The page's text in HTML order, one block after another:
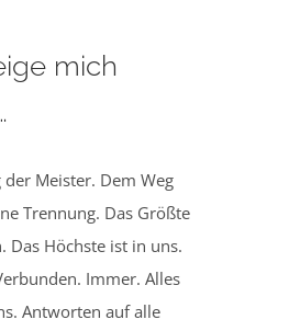
mich
Meister. Dem Weg
Trennung. Das Größte
Das Höchste ist in uns.
Immer. Alles
Antworten auf alle